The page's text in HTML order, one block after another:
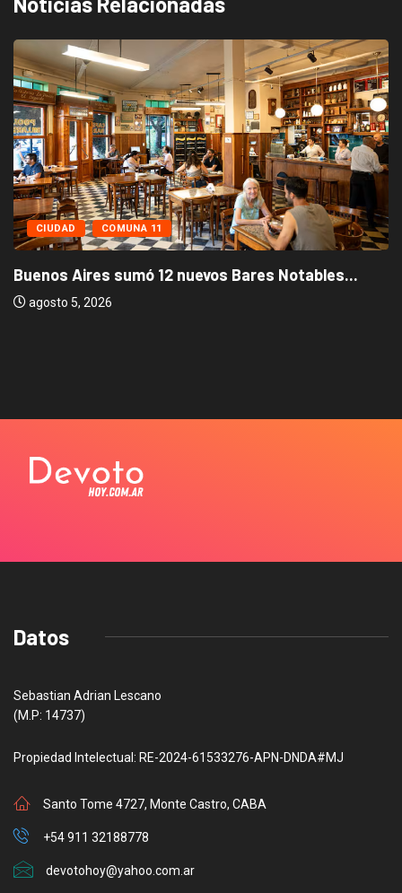
CIUDAD COMUNA 11
Buenos Aires sumó 12 nuevos Bares Notables...
agosto 5, 2026
Datos
Sebastian Adrian Lescano
(M.P: 14737)
Propiedad Intelectual: RE-2024-61533276-APN-DNDA#MJ
Santo Tome 4727, Monte Castro, CABA
+54 911 32188778
devotohoy@yahoo.com.ar